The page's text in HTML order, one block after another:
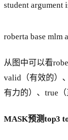
student argument
roberta base mlm
从图中可以看
valid（有效的）
有力的）、true（
MASK预测top3